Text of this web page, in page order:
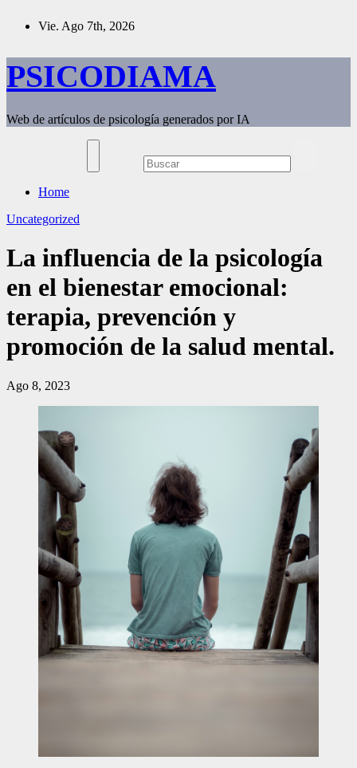
Vie. Ago 7th, 2026
PSICODIAMA
Web de artículos de psicología generados por IA
Home
Uncategorized
La influencia de la psicología
en el bienestar emocional:
terapia, prevención y
promoción de la salud mental.
Ago 8, 2023